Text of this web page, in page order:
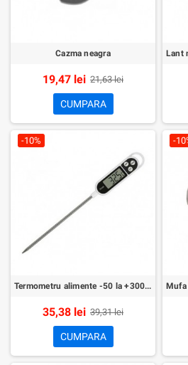
Cazma neagra
19,47 lei 21,63 lei
CUMPARA
-10%
Termometru alimente -50 la +300 grade
35,38 lei 39,31 lei
CUMPARA
-